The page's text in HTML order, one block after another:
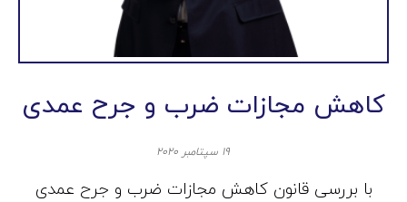
کاهش مجازات ضرب و جرح عمدی
۱۹ سپتامبر ۲۰۲۰
با بررسی قانون کاهش مجازات ضرب و جرح عمدی